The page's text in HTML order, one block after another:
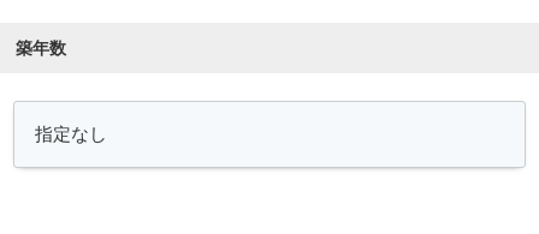
築年数